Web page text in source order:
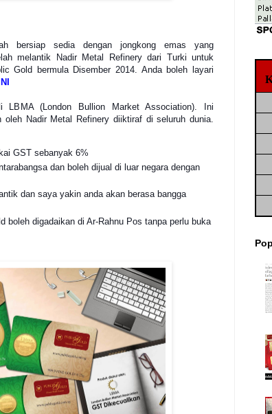
bersiap sedia dengan jongkong emas yang
melantik Nadir Metal Refinery dari Turki untuk
Gold bermula Disember 2014. Anda boleh layari
LBMA (London Bullion Market Association). Ini
oleh Nadir Metal Refinery diiktiraf di seluruh dunia.
GST sebanyak 6%
dan boleh dijual di luar negara dengan
dan saya yakin anda akan berasa bangga
boleh digadaikan di Ar-Rahnu Pos tanpa perlu buka